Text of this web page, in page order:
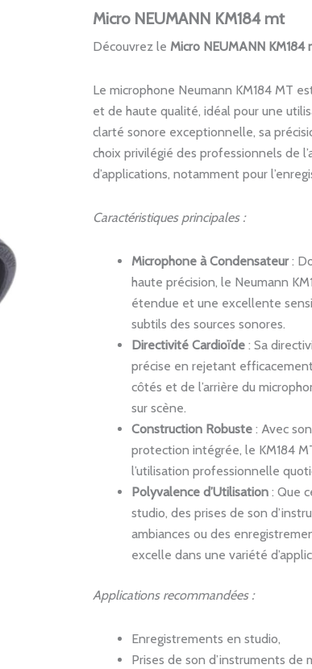
Micro NEUMANN KM184 mt
Découvrez le Micro NEUMANN KM184
Le microphone Neumann KM184 MT
et de haute qualité, idéal pour une
clarté sonore exceptionnelle, sa
choix privilégié des professionnels de
d’applications, notamment pour
Caractéristiques principales :
Microphone à Condensateur:
haute précision, le Neumann
étendue et une excellente
subtils des sources sonores.
Directivité Cardioïde : Sa
précise en rejetant
côtés et de l’arrière du
sur scène.
Construction Robuste : Avec
protection intégrée, le KM184
l’utilisation professionnelle
Polyvalence d’Utilisation : Que
studio, des prises de son
ambiances ou des
excelle dans une variété
Applications recommandées :
Enregistrements en studio,
Prises de son d’instruments de